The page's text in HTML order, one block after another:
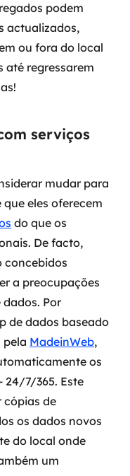
podem
actualizados,
ou fora do local
até regressarem
serviços
mudar para
eles oferecem
do que os
De facto,
concebidos
a preocupações
Por
de dados baseado
pela MadeinWeb,
os
24/7/365. Este
cópias de
os dados novos
do local onde
um